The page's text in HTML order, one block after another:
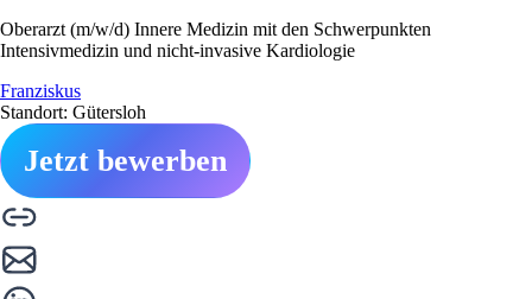
Oberarzt (m/w/d) Innere Medizin mit den Schwerpunkten
Intensivmedizin und nicht-invasive Kardiologie
Franziskus
Standort: Gütersloh
Jetzt bewerben